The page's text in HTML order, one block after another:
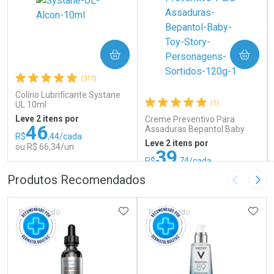
(317)
Colírio Lubrificante Systane
UL 10ml
Leve 2 itens por
R$46,44/cada
ou R$ 66,34/un
COMPRAR
FECHAR
FECHAR
Por Menos
(1)
Creme Preventivo Para
Assaduras Bepantol Baby
Toy Story Personagens
Sortidos 120g
Leve 2 itens por
R$39,74/cada
COMPRAR
Por Menos
Produtos Recomendados Imagem
Patrocinado ADICIONAR AOS FAVORITOS
Patrocinado